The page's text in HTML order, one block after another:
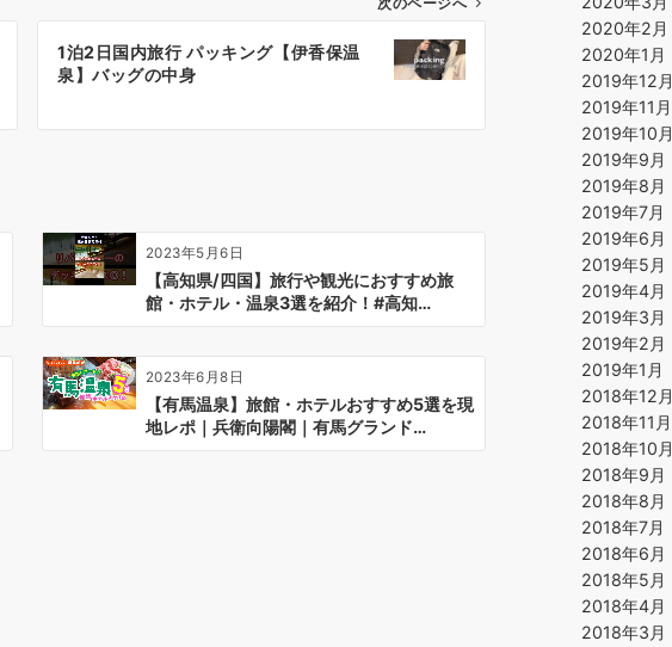
1泊2日国内旅行 パッキング【伊香保温
泉】バッグの中身
2023年5月6日
【高知県/四国】旅行や観光におすすめ旅
館・ホテル・温泉3選を紹介！#高知…
2023年6月8日
【有馬温泉】旅館・ホテルおすすめ5選を現
地レポ｜兵衛向陽閣｜有馬グランド…
2020年2月
2020年1月
2019年12月
2019年11月
2019年10月
2019年9月
2019年8月
2019年7月
2019年6月
2019年5月
2019年4月
2019年3月
2019年2月
2019年1月
2018年12月
2018年11月
2018年10月
2018年9月
2018年8月
2018年7月
2018年6月
2018年5月
2018年4月
2018年3月